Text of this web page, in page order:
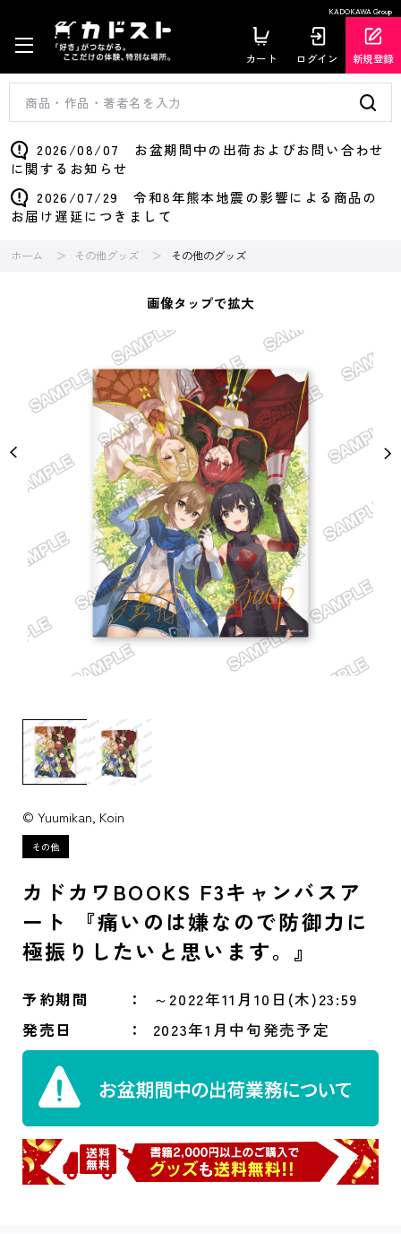
KADOKAWA Group
カート ログイン 新規登録
2026/08/07 お盆期間中の出荷およびお問い合わせ
に関するお知らせ
2026/07/29 令和8年熊本地震の影響による商品の
お届け遅延につきまして
ホーム その他グッズ その他のグッズ
画像タップで拡大
© Yuumikan, Koin
カドカワBOOKS F3キャンバスア
ート 『痛いのは嫌なので防御力に
極振りしたいと思います。』
予約期間
～2022年11月10日(木)23:59
発売日
2023年1月中旬発売予定